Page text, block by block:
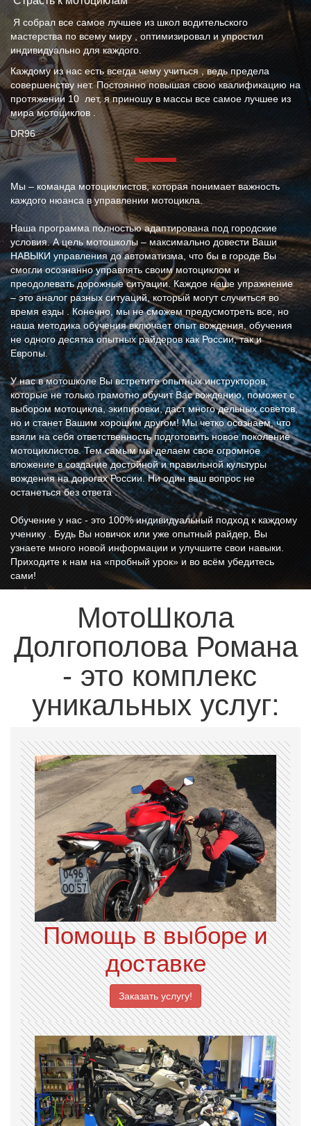
Я собрал все самое лучшее из школ водительского
мастерства по всему миру , оптимизировал и упростил
индивидуально для каждого.
Каждому из нас есть всегда чему учиться , ведь предела
совершенству нет. Постоянно повышая свою квалификацию на
протяжении 10 лет, я приношу в массы все самое лучшее из
мира мотоциклов .
DR96
Мы – команда мотоциклистов, которая понимает важность
каждого нюанса в управлении мотоцикла.
Наша программа полностью адаптирована под городские
условия. А цель мотошколы – максимально довести Ваши
НАВЫКИ управления до автоматизма, что бы в городе Вы
смогли осознанно управлять своим мотоциклом и
преодолевать дорожные ситуации. Каждое наше упражнение
– это аналог разных ситуаций, который могут случиться во
время езды . Конечно, мы не сможем предусмотреть все, но
наша методика обучения включает опыт вождения, обучения
не одного десятка опытных райдеров как России, так и
Европы.
У нас в мотошколе Вы встретите опытных инструкторов,
которые не только грамотно обучит Вас вождению, поможет с
выбором мотоцикла, экипировки, даст много дельных советов,
но и станет Вашим хорошим другом! Мы четко осознаем, что
взяли на себя ответственность подготовить новое поколение
мотоциклистов. Тем самым мы делаем свое огромное
вложение в создание достойной и правильной культуры
вождения на дорогах России. Ни один ваш вопрос не
останеться без ответа .
Обучение у нас - это 100% индивидуальный подход к каждому
ученику . Будь Вы новичок или уже опытный райдер, Вы
узнаете много новой информации и улучшите свои навыки.
Приходите к нам на «пробный урок» и во всём убедитесь
сами!
МотоШкола
Долгополова Романа
- это комплекс
уникальных услуг:
Помощь в выборе и
доставке
Заказать услугу!